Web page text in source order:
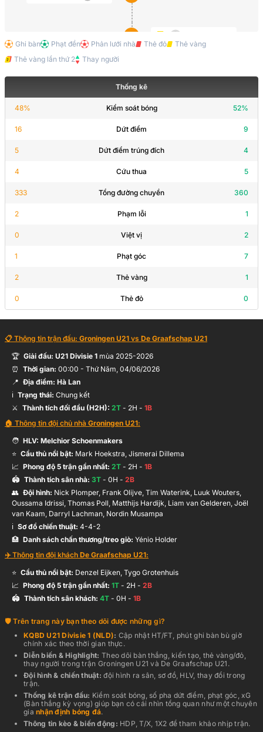
Thống kê
48% Kiểm soát bóng 52%
16 Dứt điểm 9
5 Dứt điểm trúng đích 4
4 Cứu thua 5
333 Tổng đường chuyền 360
2 Phạm lỗi 1
0 Việt vị 2
1 Phạt góc 7
2 Thẻ vàng 1
0 Thẻ đỏ 0
Ghi bàn Phạt đền Phản lưới nhà Thẻ đỏ
Thẻ vàng
Thẻ vàng lần thứ 2
Thay người
📋 Thông tin trận đấu: Groningen U21 vs De Graafschap U21
🏆 Giải đấu: U21 Divisie 1 mùa 2025-2026
⏰ Thời gian: 00:00 - Thứ Năm, 04/06/2026
📍 Địa điểm: Hà Lan
ℹ️ Trạng thái: Chung kết
⚔️ Thành tích đối đầu (H2H): 2T - 2H - 1B
🏠 Thông tin đội chủ nhà Groningen U21:
🧑 HLV: Melchior Schoenmakers
⭐ Cầu thủ nổi bật: Mark Hoekstra, Jismerai Dillema
📈 Phong độ 5 trận gần nhất: 2T - 2H - 1B
🏟️ Thành tích sân nhà: 3T - 0H - 2B
👥 Đội hình: Nick Plomper, Frank Olijve, Tim Waterink, Luuk Wouters,
Oussama Idrissi, Thomas Poll, Matthijs Hardijk, Liam van Gelderen, Joël
van Kaam, Darryl Lachman, Nordin Musampa
ℹ️️ Sơ đồ chiến thuật: 4-4-2
🏥 Danh sách chấn thương/treo giò: Yénio Holder
✈️ Thông tin đội khách De Graafschap U21:
⭐ Cầu thủ nổi bật: Denzel Eijken, Tygo Grotenhuis
📈 Phong độ 5 trận gần nhất: 1T - 2H - 2B
🏟️ Thành tích sân khách: 4T - 0H - 1B
Trên trang này bạn theo dõi được những gì?
KQBDU21 Divisie 1 (NLD): Cập nhật HT/FT, phút ghi bàn bù giờ
chính xác theo thời gian thực .
Diễn biến & Highlight: Theo dõi bàn thắng, kiến tạo, thẻ vàng/đỏ,
thay người trong trận Groningen U21 và De Graafschap U21 .
Đội hình & chiến thuật:đội hình ra sân, sơ đồ, HLV, thay đổi trong
trận.
Thống kê trận đấu: Kiểm soát bóng, số pha dứt điểm, phạt góc, xG
(Bàn thắng kỳ vọng) giúp bạn có cái nhìn tổng quan như một chuyên
gia nhận định bóng đá.
Thông tin kèo & biến động: HDP, T/X, 1X2 để tham khảo nhịp trận.